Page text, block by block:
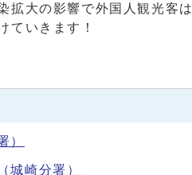
大の影響で外国人観光客
ていきます！
）
城崎分署）